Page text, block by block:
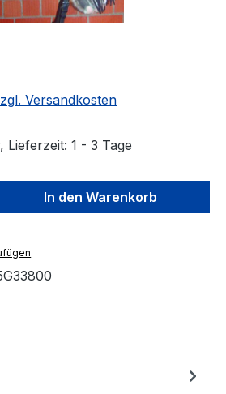
Versandkosten
1 - 3 Tage
Gib den
In den Warenkorb